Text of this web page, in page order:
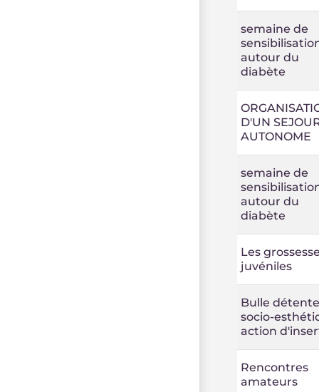
semaine de
autour du
diabète
D'UN
AUTONOME
semaine de
autour du
diabète
Les
juvéniles
Bulle
socio-
action
Rencontres
amateurs